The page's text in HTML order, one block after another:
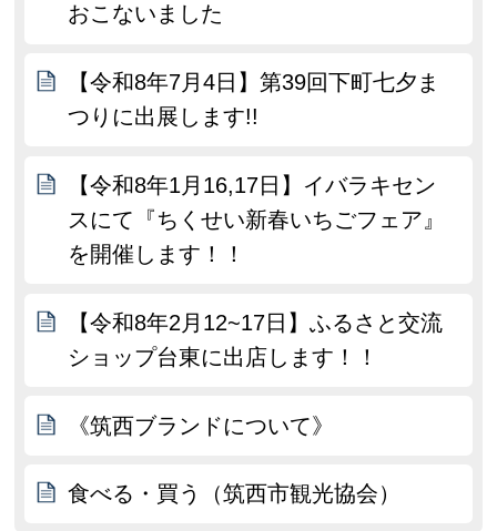
おこないました
【令和8年7月4日】第39回下町七夕ま
つりに出展します!!
【令和8年1月16,17日】イバラキセン
スにて『ちくせい新春いちごフェア』
を開催します！！
【令和8年2月12~17日】ふるさと交流
ショップ台東に出店します！！
《筑西ブランドについて》
食べる・買う（筑西市観光協会）